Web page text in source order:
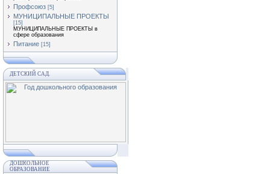
Профсоюз [5]
МУНИЦИПАЛЬНЫЕ ПРОЕКТЫ
[15]
МУНИЦИПАЛЬНЫЕ ПРОЕКТЫ в
сфере образования
Питание [15]
ДЕТСКИЙ САД.
ДОШКОЛЬНОЕ
ОБРАЗОВАНИЕ